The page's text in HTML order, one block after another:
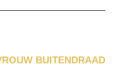
BUITENDRAAD